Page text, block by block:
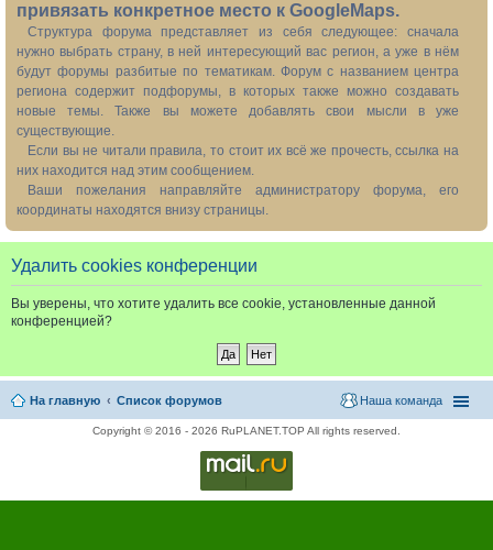
привязать конкретное место к GoogleMaps.
Структура форума представляет из себя следующее: сначала
нужно выбрать страну, в ней интересующий вас регион, а уже в нём
будут форумы разбитые по тематикам. Форум с названием центра
региона содержит подфорумы, в которых также можно создавать
новые темы. Также вы можете добавлять свои мысли в уже
существующие.
Если вы не читали правила, то стоит их всё же прочесть, ссылка на
них находится над этим сообщением.
Ваши пожелания направляйте администратору форума, его
координаты находятся внизу страницы.
Удалить cookies конференции
Вы уверены, что хотите удалить все cookie, установленные данной
конференцией?
На главную Список форумов Наша команда
Copyright © 2016 - 2026 RuPLANET.TOP All rights reserved.